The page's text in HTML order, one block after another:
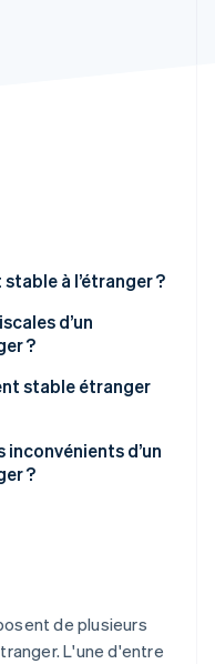
l’infrastructure
à l’étranger ?
d’un
?
stable étranger
projets
stratégiques
(R&D)
d’un
?
de plusieurs
L'une d'entre